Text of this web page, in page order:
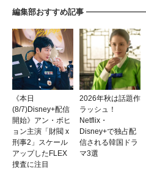
編集部おすすめ記事
《本日
(8/7)Disney+配信
開始》アン・ボヒ
ョン主演「財閥 x
刑事2」スケール
アップしたFLEX
捜査に注目
2026年秋は話題作
ラッシュ！
Netflix・
Disney+で独占配
信される韓国ドラ
マ3選